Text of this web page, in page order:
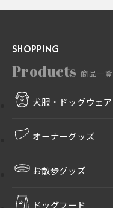
SHOPPING
Products 商品一覧
犬服・ドッグウェア
オーナーグッズ
お散歩グッズ
ドッグフード